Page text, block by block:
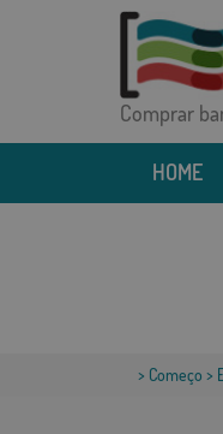
Comprar
HOME
> Começo >